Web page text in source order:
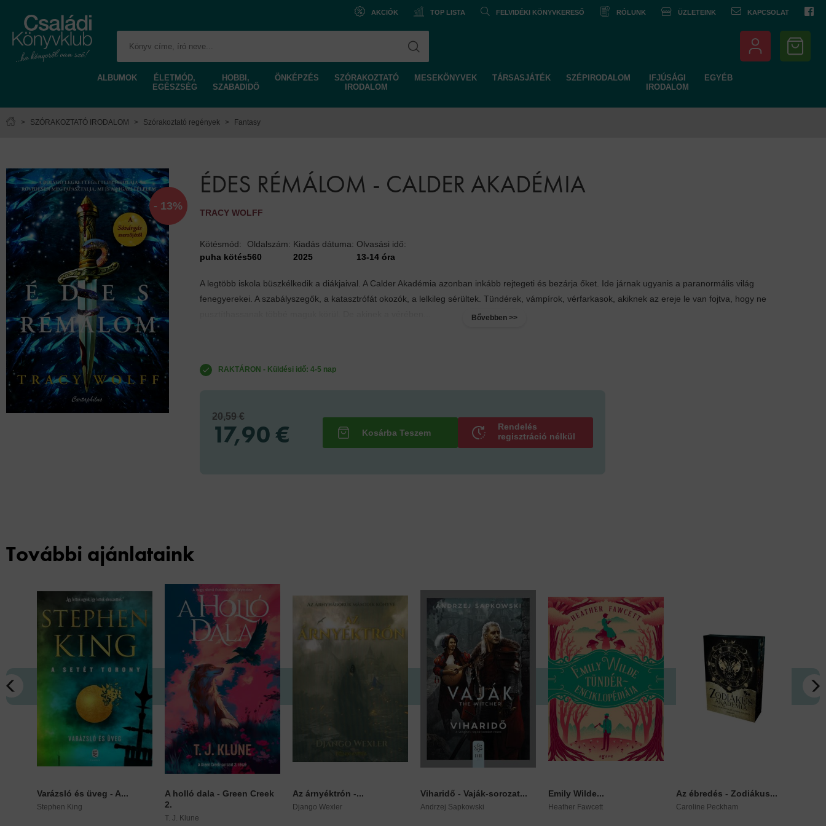
AKCIÓK TOP LISTA FELVIDÉKI KÖNYVKERESŐ RÓLUNK ÜZLETEINK KAPCSOLAT
ALBUMOK
ÉLETMÓD,
EGÉSZSÉG
HOBBI,
SZABADIDŐ
ÖNKÉPZÉS
SZÓRAKOZTATÓ
IRODALOM
MESEKÖNYVEK TÁRSASJÁTÉK SZÉPIRODALOM
IFJÚSÁGI
IRODALOM
EGYÉB
> SZÓRAKOZTATÓ IRODALOM > Szórakoztató regények > Fantasy
- 13%
ÉDES RÉMÁLOM - CALDER AKADÉMIA
TRACY WOLFF
Kötésmód:
puha kötés
Oldalszám:
560
Kiadás dátuma:
2025
Olvasási idő:
13-14 óra
A legtöbb iskola büszkélkedik a diákjaival. A Calder Akadémia azonban inkább rejtegeti és bezárja őket. Ide járnak ugyanis a paranormális világ
fenegyerekei. A szabályszegők, a katasztrófát okozók, a lelkileg sérültek. Tündérek, vámpírok, vérfarkasok, akiknek az ereje le van fojtva, hogy ne
Bővebben >>
RAKTÁRON - Küldési idő: 4-5 nap
20,59 €
17,90 €
Rendelés
regisztráció nélkül
További ajánlataink
Varázsló és üveg - A...
Stephen King
A holló dala - Green Creek
2.
T. J. Klune
Az árnyéktrón -...
Django Wexler
Viharidő - Vaják-sorozat...
Andrzej Sapkowski
Emily Wilde...
Heather Fawcett
Az ébredés - Zodiákus...
Caroline Peckham